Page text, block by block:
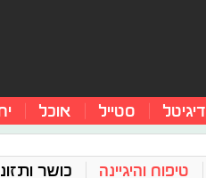
דיגיטל סטייל אוכל
טיפוח והיגיינה כושר